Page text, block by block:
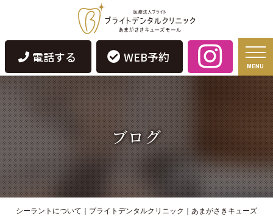
電話する WEB予約
MENU
ブログ
シーラントについて｜ブライトデンタルクリニック｜あまがさきキューズ